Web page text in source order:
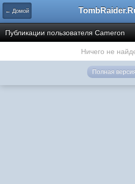
← Домой
Публикации пользователя Cameron
Ничего не
Полная